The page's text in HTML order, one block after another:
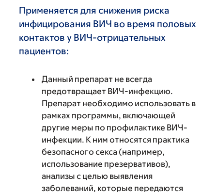
Применяется для снижения риска
инфицирования ВИЧ во время половых
контактов у ВИЧ-отрицательных
пациентов:
Данный препарат не всегда
предотвращает ВИЧ-инфекцию.
Препарат необходимо использовать в
рамках программы, включающей
другие меры по профилактике ВИЧ-
инфекции. К ним относятся практика
безопасного секса (например,
использование презервативов),
анализы с целью выявления
заболеваний, которые передаются